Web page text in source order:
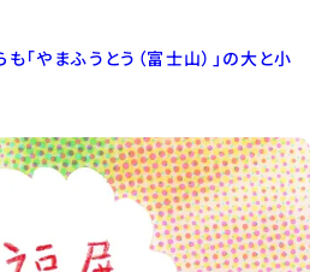
「やまふうとう（富士山）」の大と小